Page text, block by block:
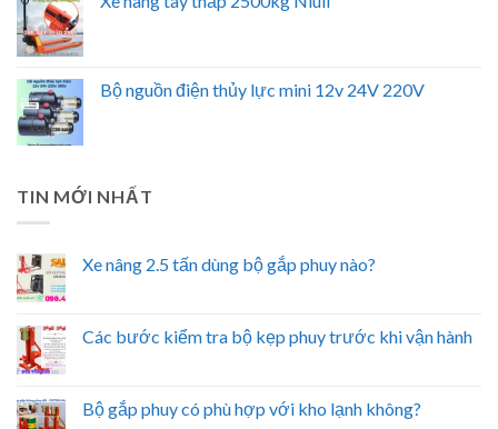
Bộ nguồn điện thủy lực mini 12v 24V 220V
TIN MỚI NHẤT
Xe nâng 2.5 tấn dùng bộ gắp phuy nào?
Các bước kiểm tra bộ kẹp phuy trước khi vận hành
Bộ gắp phuy có phù hợp với kho lạnh không?